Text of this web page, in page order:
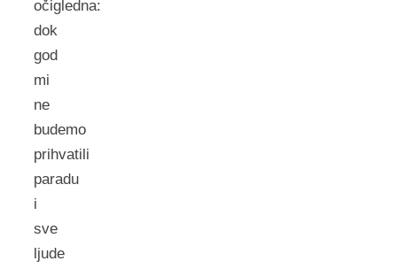
očigledna:
dok
god
mi
ne
budemo
prihvatili
paradu
i
sve
ljude